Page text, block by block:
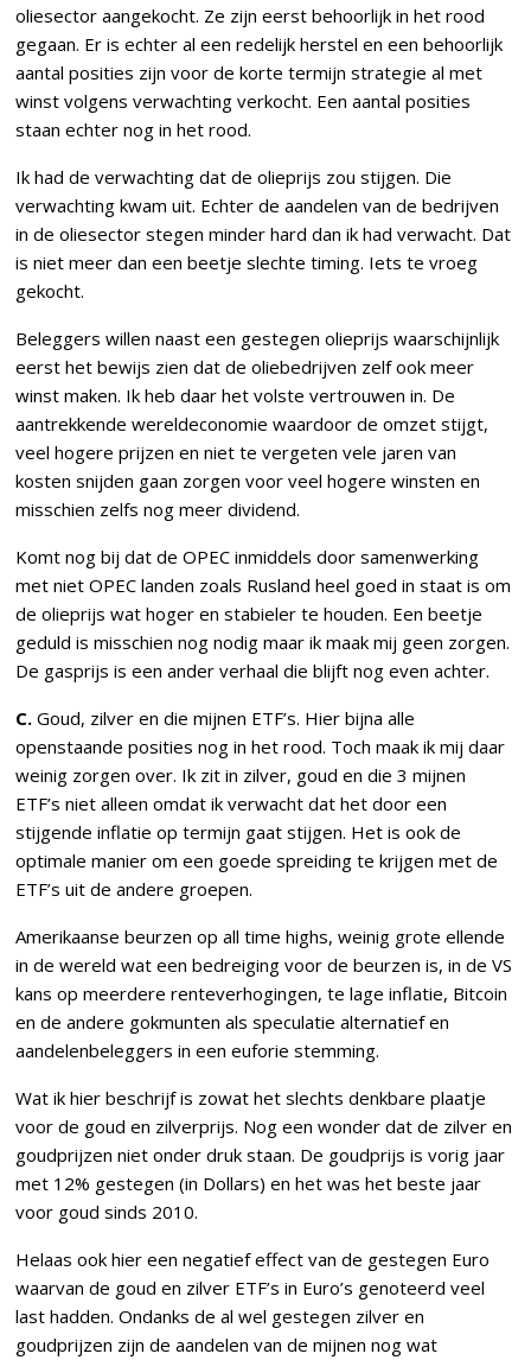
oliesector aangekocht. Ze zijn eerst behoorlijk in het rood
gegaan. Er is echter al een redelijk herstel en een behoorlijk
aantal posities zijn voor de korte termijn strategie al met
winst volgens verwachting verkocht. Een aantal posities
staan echter nog in het rood.
Ik had de verwachting dat de olieprijs zou stijgen. Die
verwachting kwam uit. Echter de aandelen van de bedrijven
in de oliesector stegen minder hard dan ik had verwacht. Dat
is niet meer dan een beetje slechte timing. Iets te vroeg
gekocht.
Beleggers willen naast een gestegen olieprijs waarschijnlijk
eerst het bewijs zien dat de oliebedrijven zelf ook meer
winst maken. Ik heb daar het volste vertrouwen in. De
aantrekkende wereldeconomie waardoor de omzet stijgt,
veel hogere prijzen en niet te vergeten vele jaren van
kosten snijden gaan zorgen voor veel hogere winsten en
misschien zelfs nog meer dividend.
Komt nog bij dat de OPEC inmiddels door samenwerking
met niet OPEC landen zoals Rusland heel goed in staat is om
de olieprijs wat hoger en stabieler te houden. Een beetje
geduld is misschien nog nodig maar ik maak mij geen zorgen.
De gasprijs is een ander verhaal die blijft nog even achter.
C.Goud, zilver en die mijnen ETF’s. Hier bijna alle
openstaande posities nog in het rood. Toch maak ik mij daar
weinig zorgen over. Ik zit in zilver, goud en die 3 mijnen
ETF’s niet alleen omdat ik verwacht dat het door een
stijgende inflatie op termijn gaat stijgen. Het is ook de
optimale manier om een goede spreiding te krijgen met de
ETF’s uit de andere groepen.
Amerikaanse beurzen op all time highs, weinig grote ellende
in de wereld wat een bedreiging voor de beurzen is, in de VS
kans op meerdere renteverhogingen, te lage inflatie, Bitcoin
en de andere gokmunten als speculatie alternatief en
aandelenbeleggers in een euforie stemming.
Wat ik hier beschrijf is zowat het slechts denkbare plaatje
voor de goud en zilverprijs. Nog een wonder dat de zilver en
goudprijzen niet onder druk staan. De goudprijs is vorig jaar
met 12% gestegen (in Dollars) en het was het beste jaar
voor goud sinds 2010.
Helaas ook hier een negatief effect van de gestegen Euro
waarvan de goud en zilver ETF’s in Euro’s genoteerd veel
last hadden. Ondanks de al wel gestegen zilver en
goudprijzen zijn de aandelen van de mijnen nog wat